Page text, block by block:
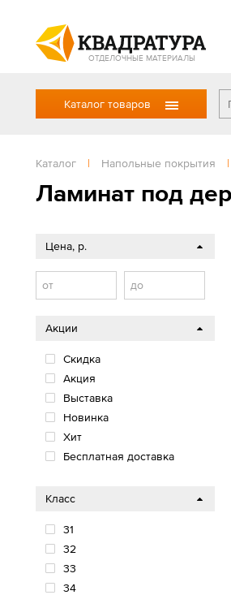
ОТДЕЛОЧНЫЕ МАТЕРИАЛЫ
Каталог товаров
Каталог | Напольные покрытия |
Ламинат под
Цена, р.
от до
Акции
Скидка
Акция
Выставка
Новинка
Хит
Бесплатная доставка
Класс
31
32
33
34